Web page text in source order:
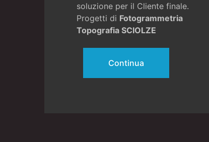
soluzione per il Cliente finale.
Progetti di Fotogrammetria
Topografia SCIOLZE
Continua